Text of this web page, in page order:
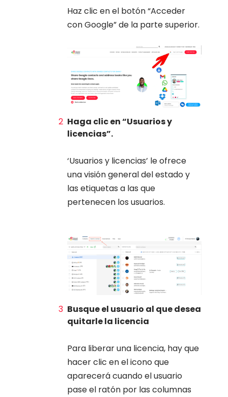
Haz clic en el botón “Acceder
con Google” de la parte superior.
Haga clic en “Usuarios y
licencias”.
‘Usuarios y licencias’ le ofrece
una visión general del estado y
las etiquetas a las que
pertenecen los usuarios.
Busque el usuario al que desea
quitarle la licencia
Para liberar una licencia, hay que
hacer clic en el icono que
aparecerá cuando el usuario
pase el ratón por las columnas